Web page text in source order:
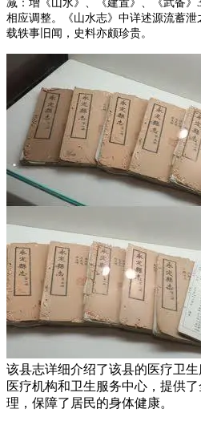
减：增《山水》、《建置》、《武备
相应调整。《山水志》中详述源流蓄
载轶事旧闻，史料亦颇珍贵。
该县志详细介绍了该县的医疗卫
医疗机构和卫生服务中心，提供
理，保障了居民的身体健康。